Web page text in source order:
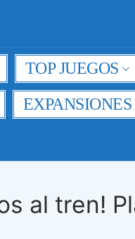
TOP JUEGOS
EXPANSIONES
al tren!